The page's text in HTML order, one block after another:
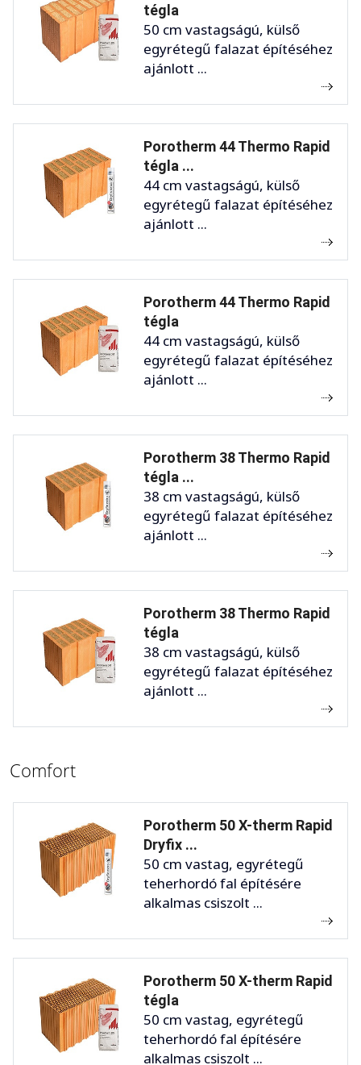
tégla
50 cm vastagságú, külső
egyrétegű falazat építéséhez
ajánlott ...
Porotherm 44 Thermo Rapid
tégla ...
44 cm vastagságú, külső
egyrétegű falazat építéséhez
ajánlott ...
Porotherm 44 Thermo Rapid
tégla
44 cm vastagságú, külső
egyrétegű falazat építéséhez
ajánlott ...
Porotherm 38 Thermo Rapid
tégla ...
38 cm vastagságú, külső
egyrétegű falazat építéséhez
ajánlott ...
Porotherm 38 Thermo Rapid
tégla
38 cm vastagságú, külső
egyrétegű falazat építéséhez
ajánlott ...
Comfort
Porotherm 50 X-therm Rapid
Dryfix ...
50 cm vastag, egyrétegű
teherhordó fal építésére
alkalmas csiszolt ...
Porotherm 50 X-therm Rapid
tégla
50 cm vastag, egyrétegű
teherhordó fal építésére
alkalmas csiszolt ...